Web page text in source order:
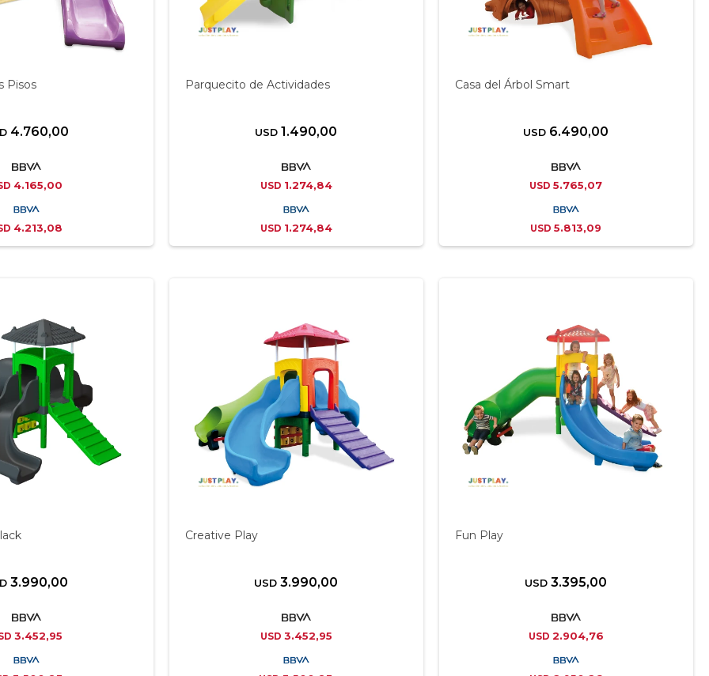
Pisos
4.760,00
4.165,00
4.213,08
Parquecito de Actividades
USD 1.490,00
USD 1.274,84
USD 1.274,84
Casa del Árbol Smart
USD 6.490,00
USD 5.765,07
USD 5.813,09
3.990,00
3.452,95
Creative Play
USD 3.990,00
USD 3.452,95
Fun Play
USD 3.395,00
USD 2.904,76